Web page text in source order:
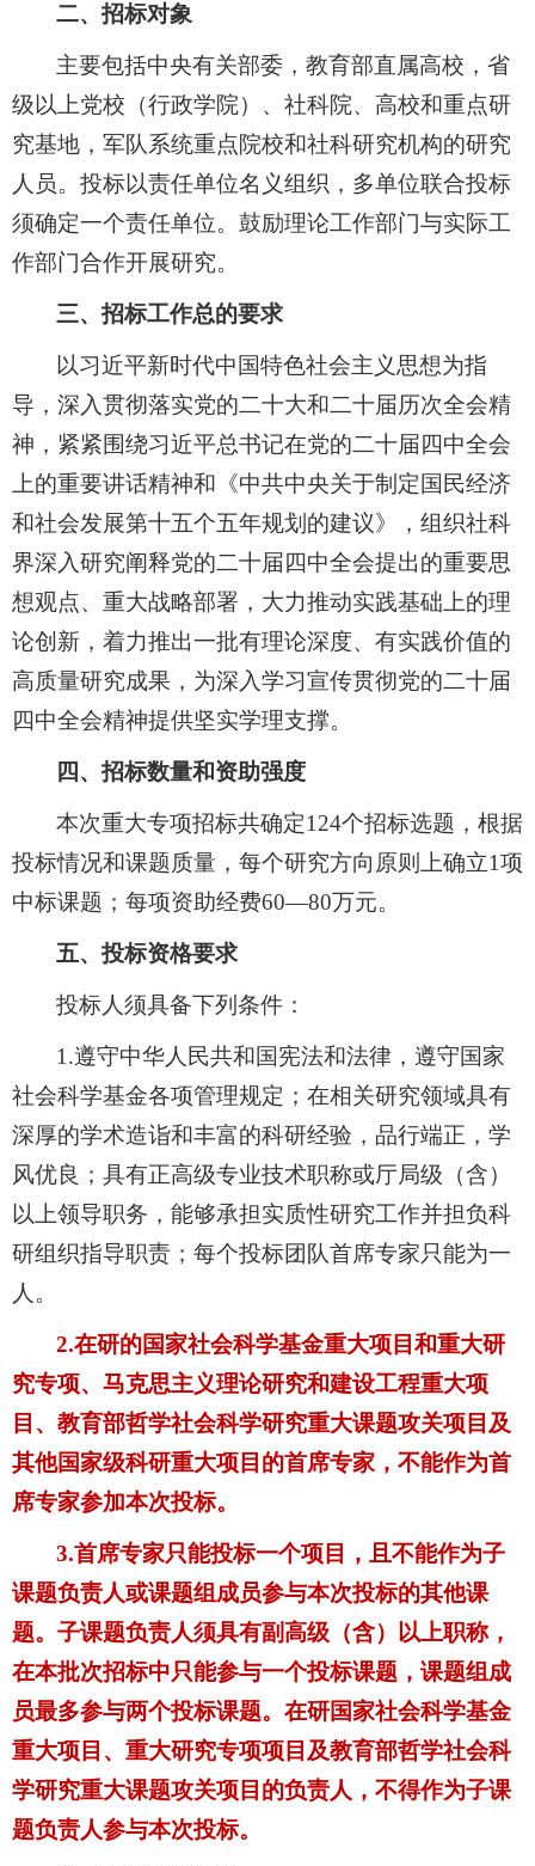
二、招标对象
主要包括中央有关部委，教育部直属高校，省
级以上党校（行政学院）、社科院、高校和重点研
究基地，军队系统重点院校和社科研究机构的研究
人员。投标以责任单位名义组织，多单位联合投标
须确定一个责任单位。鼓励理论工作部门与实际工
作部门合作开展研究。
三、招标工作总的要求
以习近平新时代中国特色社会主义思想为指
导，深入贯彻落实党的二十大和二十届历次全会精
神，紧紧围绕习近平总书记在党的二十届四中全会
上的重要讲话精神和《中共中央关于制定国民经济
和社会发展第十五个五年规划的建议》，组织社科
界深入研究阐释党的二十届四中全会提出的重要思
想观点、重大战略部署，大力推动实践基础上的理
论创新，着力推出一批有理论深度、有实践价值的
高质量研究成果，为深入学习宣传贯彻党的二十届
四中全会精神提供坚实学理支撑。
四、招标数量和资助强度
本次重大专项招标共确定124个招标选题，根据
投标情况和课题质量，每个研究方向原则上确立1项
中标课题；每项资助经费60—80万元。
五、投标资格要求
投标人须具备下列条件：
1.遵守中华人民共和国宪法和法律，遵守国家
社会科学基金各项管理规定；在相关研究领域具有
深厚的学术造诣和丰富的科研经验，品行端正，学
风优良；具有正高级专业技术职称或厅局级（含）
以上领导职务，能够承担实质性研究工作并担负科
研组织指导职责；每个投标团队首席专家只能为一
人。
2.在研的国家社会科学基金重大项目和重大研
究专项、马克思主义理论研究和建设工程重大项
目、教育部哲学社会科学研究重大课题攻关项目及
其他国家级科研重大项目的首席专家，不能作为首
席专家参加本次投标。
3.首席专家只能投标一个项目，且不能作为子
课题负责人或课题组成员参与本次投标的其他课
题。子课题负责人须具有副高级（含）以上职称，
在本批次招标中只能参与一个投标课题，课题组成
员最多参与两个投标课题。在研国家社会科学基金
重大项目、重大研究专项项目及教育部哲学社会科
学研究重大课题攻关项目的负责人，不得作为子课
题负责人参与本次投标。